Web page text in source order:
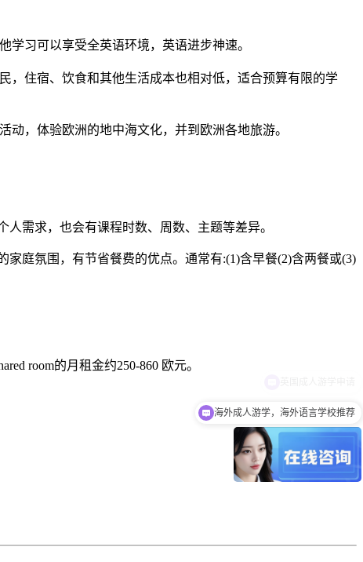
习可以享受全英语环境，英语进步神速。
，住宿、饮食和其他生活成本也相对低，适合预算有限的学
，体验欧洲的地中海文化，并到欧洲各地旅游。
需求，也会有课程时数、周数、主题等差异。
庭氛围，有节省餐费的优点。通常有:(1)含早餐(2)含两餐或(3)
room的月租金约250-860 欧元。
海外成人游学，海外语言学校推荐